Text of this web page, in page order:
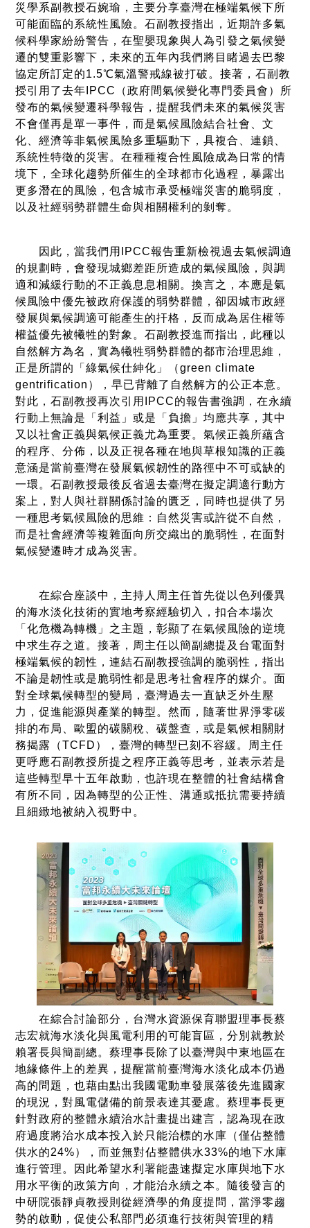
災學系副教授石婉瑜，主要分享臺灣在極端氣候下所
可能面臨的系統性風險。石副教授指出，近期許多氣
候科學家紛紛警告，在聖嬰現象與人為引發之氣候變
遷的雙重影響下，未來的五年內我們將目睹過去巴黎
協定所訂定的1.5℃氣溫警戒線被打破。接著，石副教
授引用了去年IPCC（政府間氣候變化專門委員會）所
發布的氣候變遷科學報告，提醒我們未來的氣候災害
不會僅再是單一事件，而是氣候風險結合社會、文
化、經濟等非氣候風險多重驅動下，具複合、連鎖、
系統性特徵的災害。在種種複合性風險成為日常的情
境下，全球化趨勢所催生的全球都市化過程，暴露出
更多潛在的風險，包含城市承受極端災害的脆弱度，
以及社經弱勢群體生命與相關權利的剝奪。
因此，當我們用IPCC報告重新檢視過去氣候調適
的規劃時，會發現城鄉差距所造成的氣候風險，與調
適和減緩行動的不正義息息相關。換言之，本應是氣
候風險中優先被政府保護的弱勢群體，卻因城市政經
發展與氣候調適可能產生的扞格，反而成為居住權等
權益優先被犧牲的對象。石副教授進而指出，此種以
自然解方為名，實為犧牲弱勢群體的都市治理思維，
正是所謂的「綠氣候仕紳化」（green climate
gentrification），早已背離了自然解方的公正本意。
對此，石副教授再次引用IPCC的報告書強調，在永續
行動上無論是「利益」或是「負擔」均應共享，其中
又以社會正義與氣候正義尤為重要。氣候正義所蘊含
的程序、分佈，以及正視各種在地與草根知識的正義
意涵是當前臺灣在發展氣候韌性的路徑中不可或缺的
一環。石副教授最後反省過去臺灣在擬定調適行動方
案上，對人與社群關係討論的匱乏，同時也提供了另
一種思考氣候風險的思維：自然災害或許從不自然，
而是社會經濟等複雜面向所交織出的脆弱性，在面對
氣候變遷時才成為災害。
在綜合座談中，主持人周主任首先從以色列優異
的海水淡化技術的實地考察經驗切入，扣合本場次
「化危機為轉機」之主題，彰顯了在氣候風險的逆境
中求生存之道。接著，周主任以簡副總提及台電面對
極端氣候的韌性，連結石副教授強調的脆弱性，指出
不論是韌性或是脆弱性都是思考社會程序的媒介。面
對全球氣候轉型的變局，臺灣過去一直缺乏外生壓
力，促進能源與產業的轉型。然而，隨著世界淨零碳
排的布局、歐盟的碳關稅、碳盤查，或是氣候相關財
務揭露（TCFD），臺灣的轉型已刻不容緩。周主任
更呼應石副教授所提之程序正義等思考，並表示若是
這些轉型早十五年啟動，也許現在整體的社會結構會
有所不同，因為轉型的公正性、溝通或抵抗需要持續
且細緻地被納入視野中。
在綜合討論部分，台灣水資源保育聯盟理事長蔡
志宏就海水淡化與風電利用的可能盲區，分別就教於
賴署長與簡副總。蔡理事長除了以臺灣與中東地區在
地緣條件上的差異，提醒當前臺灣海水淡化成本仍過
高的問題，也藉由點出我國電動車發展落後先進國家
的現況，對風電儲備的前景表達其憂慮。蔡理事長更
針對政府的整體永續治水計畫提出建言，認為現在政
府過度將治水成本投入於只能治標的水庫（僅佔整體
供水的24%），而並無對佔整體供水33%的地下水庫
進行管理。因此希望水利署能盡速擬定水庫與地下水
用水平衡的政策方向，才能治永續之本。隨後發言的
中研院張靜貞教授則從經濟學的角度提問，當淨零趨
勢的啟動，促使公私部門必須進行技術與管理的精